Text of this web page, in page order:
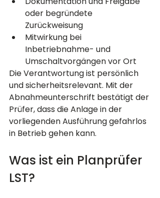
oder begründete
Zurückweisung
Mitwirkung bei
Inbetriebnahme- und
Umschaltvorgängen vor Ort
Die Verantwortung ist persönlich
und sicherheitsrelevant. Mit der
Abnahmeunterschrift bestätigt der
Prüfer, dass die Anlage in der
vorliegenden Ausführung gefahrlos
in Betrieb gehen kann.
Was ist ein Planprüfer
LST?